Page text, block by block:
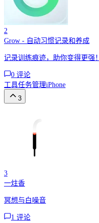
2
Grow - 自动习惯记录和养成
记录训练痕迹，助你变得更强‪！‬
0 评论
工具任务管理iPhone
3
3
一炷香
冥想与白噪音
1 评论